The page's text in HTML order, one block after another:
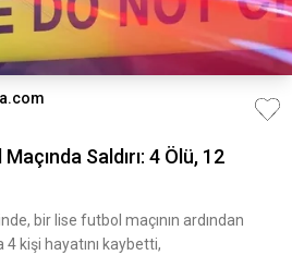
Saldırı: 4 Ölü, 12
bir lise futbol maçının ardından
4 kişi hayatını kaybetti,